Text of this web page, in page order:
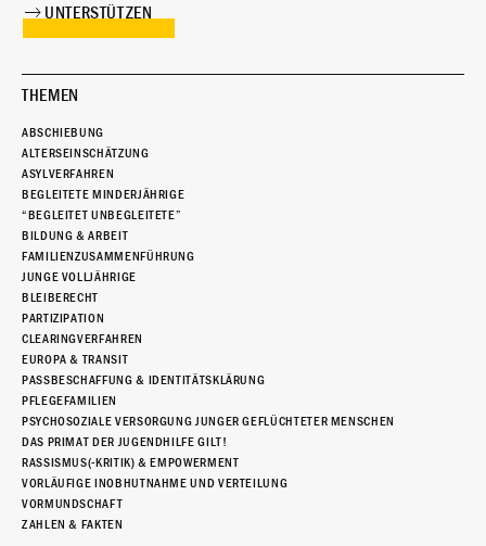
UNTERSTÜTZEN
THEMEN
ABSCHIEBUNG
ALTERSEINSCHÄTZUNG
ASYLVERFAHREN
BEGLEITETE MINDERJÄHRIGE
“BEGLEITET UNBEGLEITETE”
BILDUNG & ARBEIT
FAMILIENZUSAMMENFÜHRUNG
JUNGE VOLLJÄHRIGE
BLEIBERECHT
PARTIZIPATION
CLEARINGVERFAHREN
EUROPA & TRANSIT
PASSBESCHAFFUNG & IDENTITÄTSKLÄRUNG
PFLEGEFAMILIEN
PSYCHOSOZIALE VERSORGUNG JUNGER GEFLÜCHTETER MENSCHEN
DAS PRIMAT DER JUGENDHILFE GILT!
RASSISMUS(-KRITIK) & EMPOWERMENT
VORLÄUFIGE INOBHUTNAHME UND VERTEILUNG
VORMUNDSCHAFT
ZAHLEN & FAKTEN